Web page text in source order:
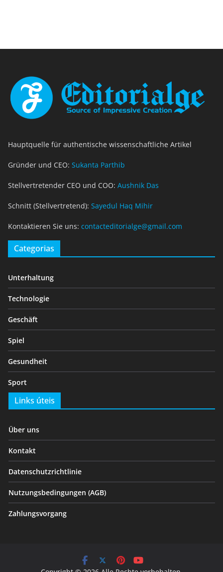
Hauptquelle für authentische wissenschaftliche Artikel
Gründer und CEO: Sukanta Parthib
Stellvertretender CEO und COO: Aushnik Das
Schnitt (Stellvertretend): Sayedul Haq Mihir
Kontaktieren Sie uns: contacteditorialge@gmail.com
Categorias
Unterhaltung
Technologie
Geschäft
Spiel
Gesundheit
Sport
Links úteis
Über uns
Kontakt
Datenschutzrichtlinie
Nutzungsbedingungen (AGB)
Zahlungsvorgang